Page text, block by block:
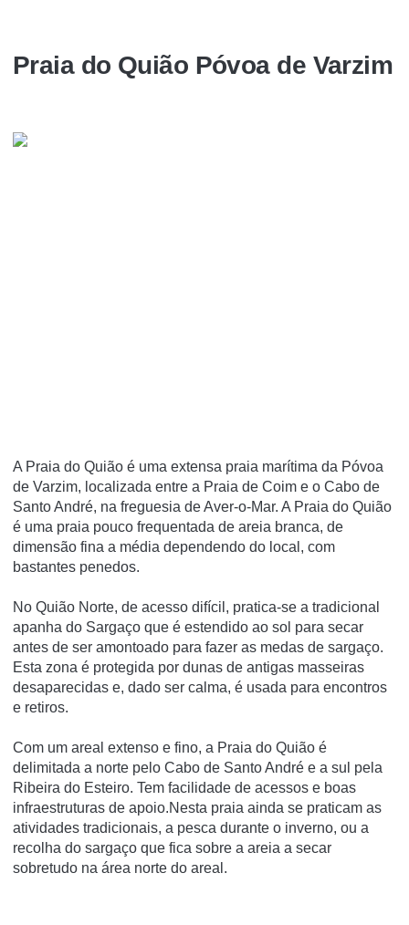
Praia do Quião Póvoa de Varzim
A Praia do Quião é uma extensa praia marí­tima da Póvoa
de Varzim, localizada entre a Praia de Coim e o Cabo de
Santo André, na freguesia de Aver-o-Mar. A Praia do Quião
é uma praia pouco frequentada de areia branca, de
dimensão fina a média dependendo do local, com
bastantes penedos.
No Quião Norte, de acesso difí­cil, pratica-se a tradicional
apanha do Sargaço que é estendido ao sol para secar
antes de ser amontoado para fazer as medas de sargaço.
Esta zona é protegida por dunas de antigas masseiras
desaparecidas e, dado ser calma, é usada para encontros
e retiros.
Com um areal extenso e fino, a Praia do Quião é
delimitada a norte pelo Cabo de Santo André e a sul pela
Ribeira do Esteiro. Tem facilidade de acessos e boas
infraestruturas de apoio.Nesta praia ainda se praticam as
atividades tradicionais, a pesca durante o inverno, ou a
recolha do sargaço que fica sobre a areia a secar
sobretudo na área norte do areal.